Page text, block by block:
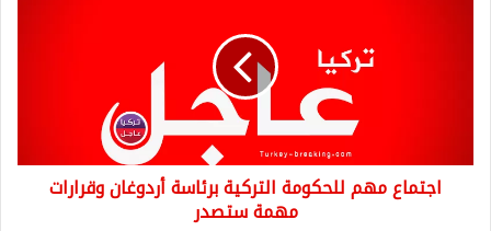
ستصدر
اجتماع مهم للحكومة التركية برئاسة أردوغان وقرارات
مهمة ستصدر